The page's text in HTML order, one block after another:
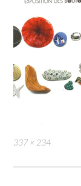
Full
337 × 234